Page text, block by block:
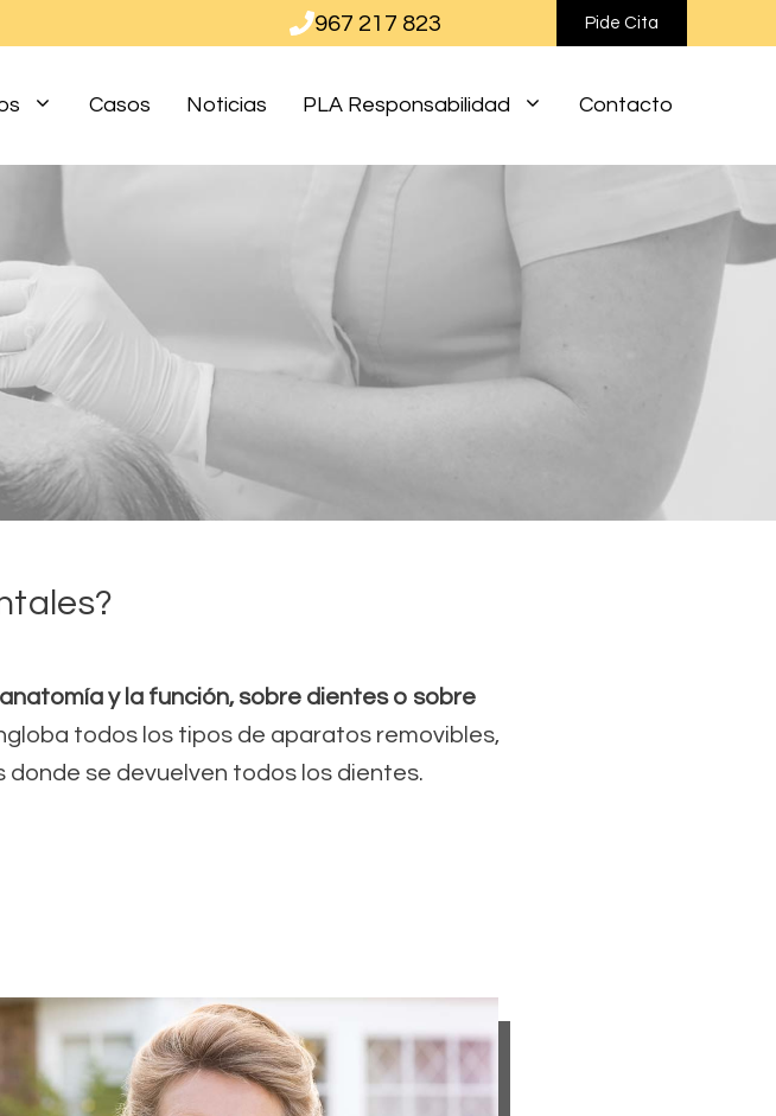
967 217 823 Pide Cita
Casos Noticias PLA Responsabilidad Contacto
y la función, sobre dientes o sobre
todos los tipos de aparatos removibles,
se devuelven todos los dientes.